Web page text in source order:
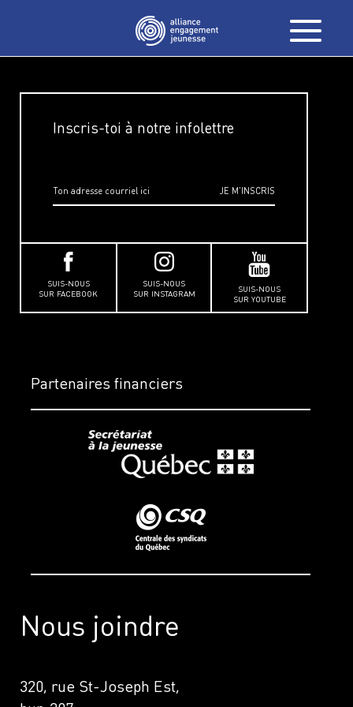
Inscris-toi à notre infolettre
SUIS-NOUS
SUR FACEBOOK
SUIS-NOUS
SUR INSTAGRAM
SUIS-NOUS
SUR YOUTUBE
Nous joindre
320, rue St-Joseph Est,
Partenaires financiers